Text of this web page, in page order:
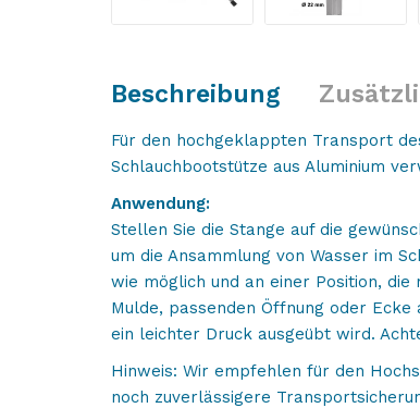
Beschreibung
Für den hochgeklappten Transport
Schlauchbootstütze aus Aluminium
Anwendung:
Stellen Sie die Stange auf die
um die Ansammlung von Wasser im
wie möglich und an einer Position,
Mulde, passenden Öffnung oder
ein leichter Druck ausgeübt wird.
Hinweis: Wir empfehlen für den
noch zuverlässigere